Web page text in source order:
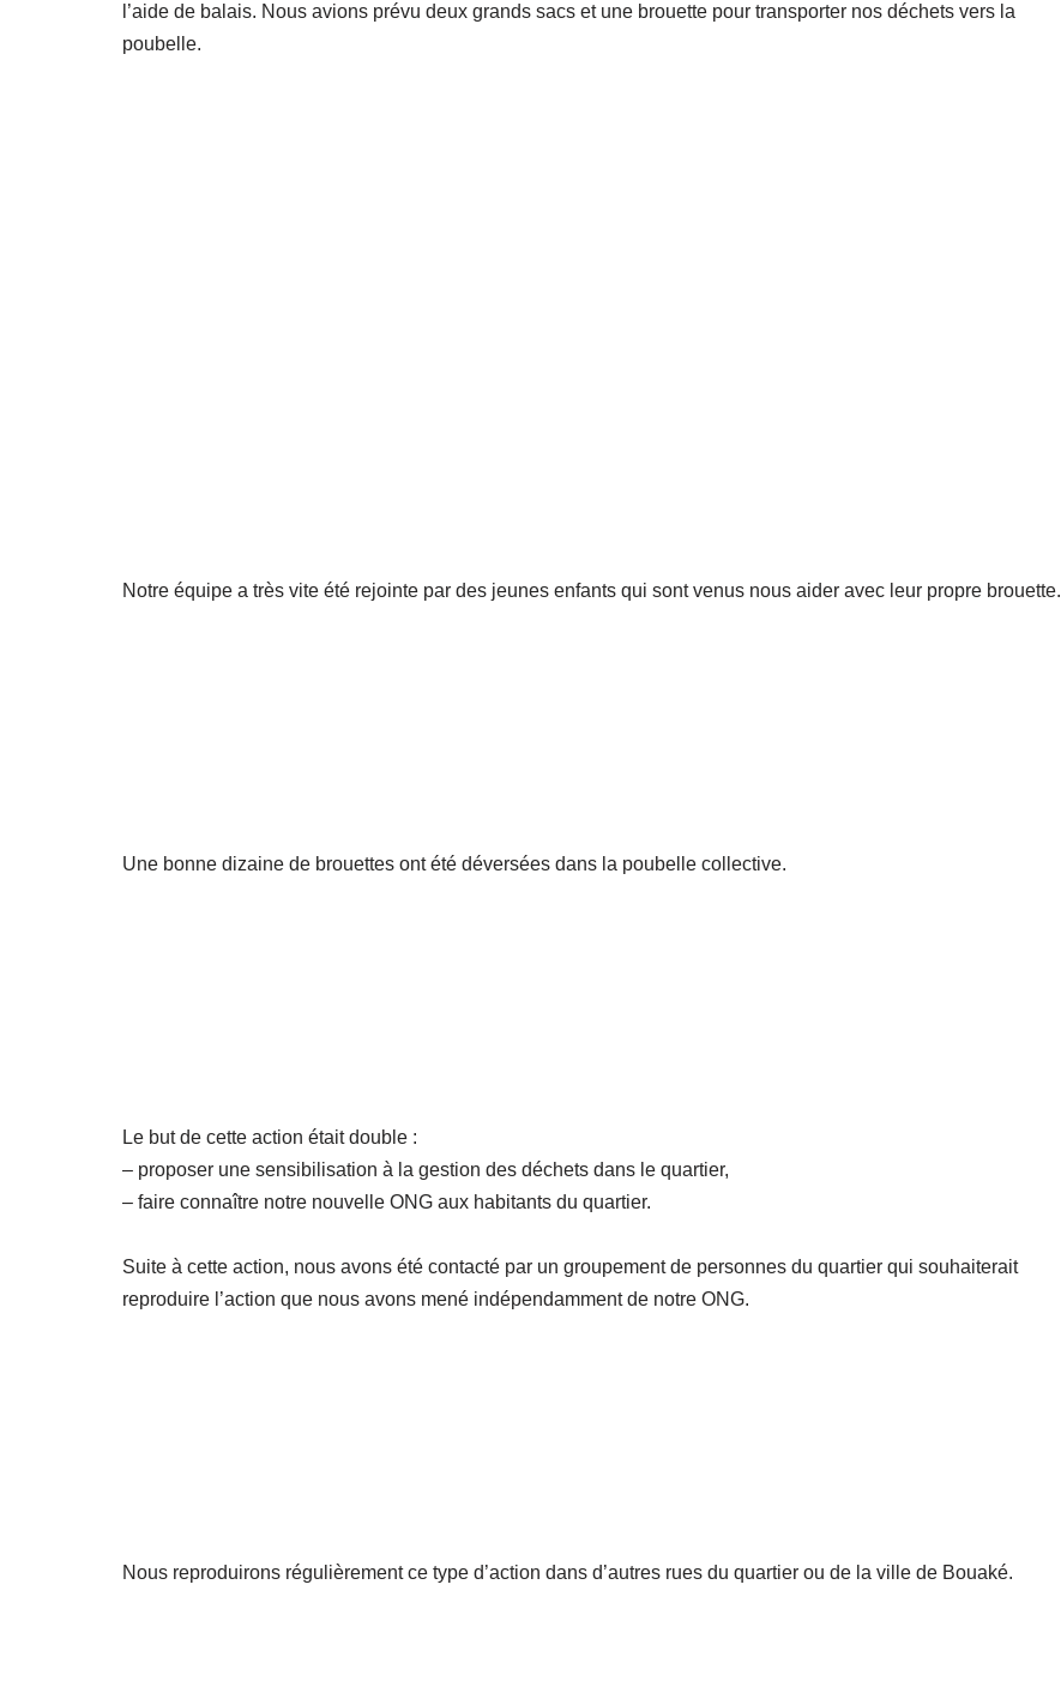
l’aide de balais. Nous avions prévu deux grands sacs et une brouette pour transporter nos déchets vers la
poubelle.
Notre équipe a très vite été rejointe par des jeunes enfants qui sont venus nous aider avec leur propre brouette.
Une bonne dizaine de brouettes ont été déversées dans la poubelle collective.
Le but de cette action était double :
– proposer une sensibilisation à la gestion des déchets dans le quartier,
– faire connaître notre nouvelle ONG aux habitants du quartier.
Suite à cette action, nous avons été contacté par un groupement de personnes du quartier qui souhaiterait
reproduire l’action que nous avons mené indépendamment de notre ONG.
Nous reproduirons régulièrement ce type d’action dans d’autres rues du quartier ou de la ville de Bouaké.